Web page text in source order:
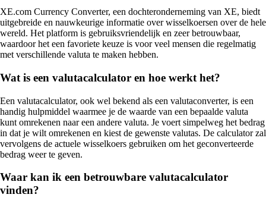
XE.com Currency Converter, een dochteronderneming van XE, biedt
uitgebreide en nauwkeurige informatie over wisselkoersen over de hele
wereld. Het platform is gebruiksvriendelijk en zeer betrouwbaar,
waardoor het een favoriete keuze is voor veel mensen die regelmatig
met verschillende valuta te maken hebben.
Wat is een valutacalculator en hoe werkt het?
Een valutacalculator, ook wel bekend als een valutaconverter, is een
handig hulpmiddel waarmee je de waarde van een bepaalde valuta
kunt omrekenen naar een andere valuta. Je voert simpelweg het bedrag
in dat je wilt omrekenen en kiest de gewenste valutas. De calculator zal
vervolgens de actuele wisselkoers gebruiken om het geconverteerde
bedrag weer te geven.
Waar kan ik een betrouwbare valutacalculator
vinden?